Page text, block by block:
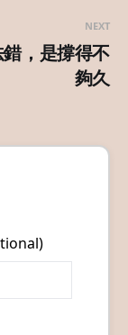
NEXT
，是撐得不
夠久